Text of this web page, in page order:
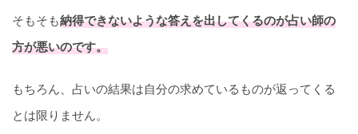
そもそも納得できないような答えを出してくるのが占い師の
方が悪いのです。
もちろん、占いの結果は自分の求めているものが返ってくる
とは限りません。